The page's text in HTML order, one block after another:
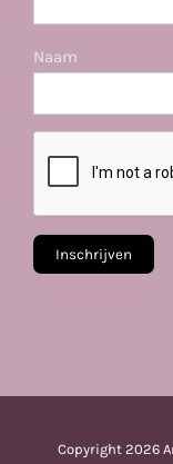
Naam
Copyright 2026